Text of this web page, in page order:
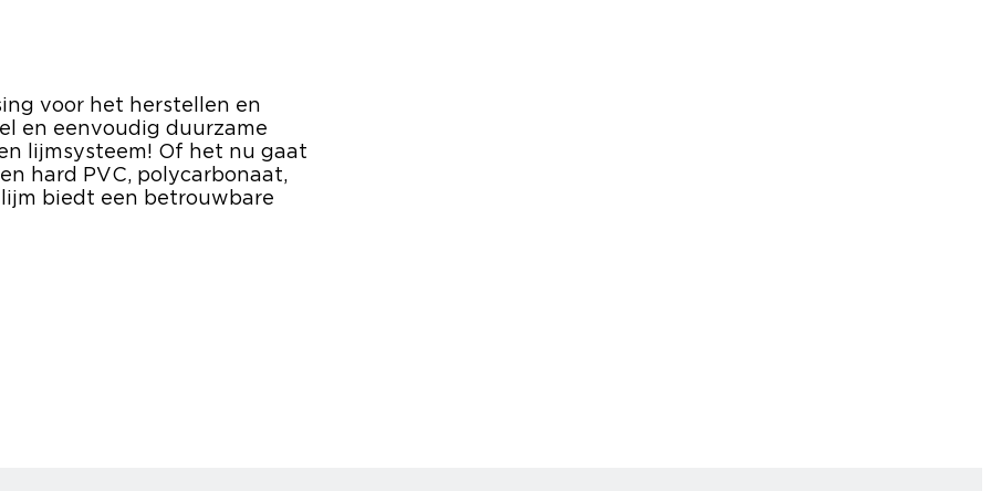
voor het herstellen en
en eenvoudig duurzame
lijmsysteem! Of het nu gaat
hard PVC, polycarbonaat,
biedt een betrouwbare